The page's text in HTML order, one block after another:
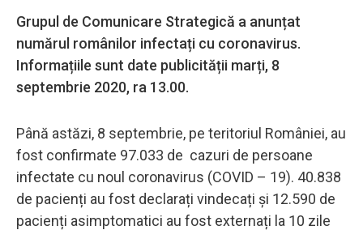
Grupul de Comunicare Strategică a anunțat
numărul românilor infectați cu coronavirus.
Informațiile sunt date publicității marți, 8
septembrie 2020, ra 13.00.
Până astăzi, 8 septembrie, pe teritoriul României, au
fost confirmate 97.033 de cazuri de persoane
infectate cu noul coronavirus (COVID – 19). 40.838
de pacienți au fost declarați vindecați și 12.590 de
pacienți asimptomatici au fost externați la 10 zile